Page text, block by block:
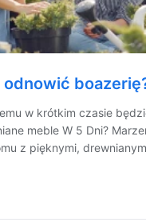
odnowić
w krótkim czasie
meble W 5 Dni?
z pięknymi,